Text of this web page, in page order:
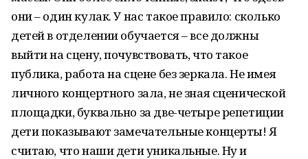
они – один кулак. У нас такое правило: сколько
детей в отделении обучается – все должны
выйти на сцену, почувствовать, что такое
публика, работа на сцене без зеркала. Не имея
личного концертного зала, не зная сценической
площадки, буквально за две-четыре репетиции
дети показывают замечательные концерты! Я
считаю, что наши дети уникальные. Ну и